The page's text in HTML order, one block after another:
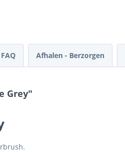
FAQ Afhalen - Berzorgen
Grey"